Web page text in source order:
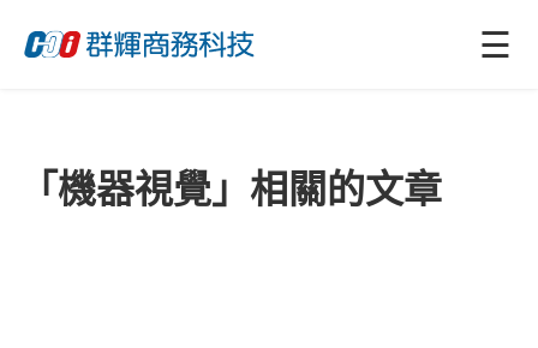
☰
「機器視覺」相關的文章